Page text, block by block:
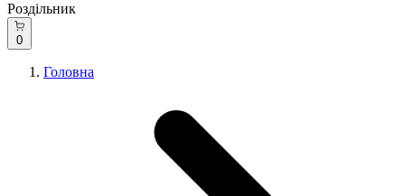
Роздільник
0
Головна